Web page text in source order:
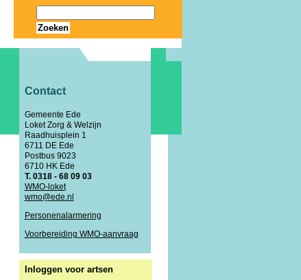
Zoeken
Contact
Gemeente Ede
Loket Zorg & Welzijn
Raadhuisplein 1
6711 DE Ede
Postbus 9023
6710 HK Ede
T. 0318 - 68 09 03
WMO-loket
wmo@ede.nl
Personenalarmering
Voorbereiding WMO-aanvraag
Inloggen voor artsen